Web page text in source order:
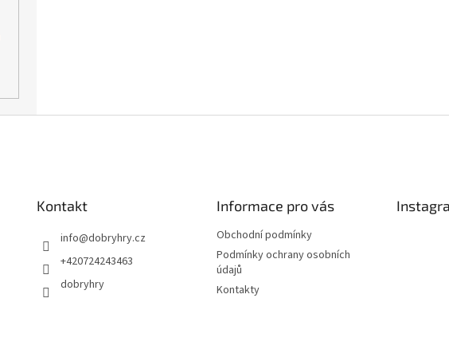
Kontakt
info@dobryhry.cz
+420724243463
dobryhry
Informace pro vás
Obchodní podmínky
Podmínky ochrany osobních
údajů
Kontakty